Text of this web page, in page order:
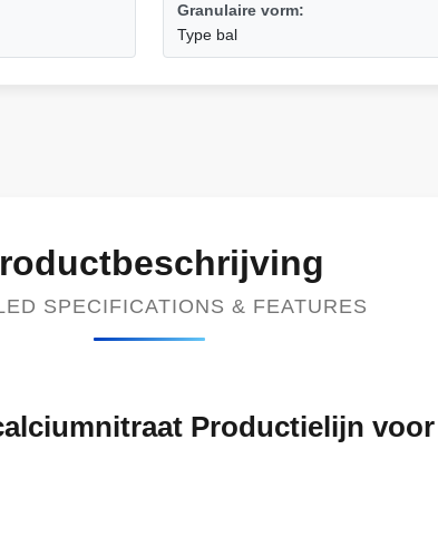
Granulaire vorm:
Type bal
SPECIFICATIONS & FEATURES
Productielijn